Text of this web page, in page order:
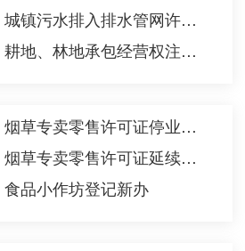
城镇污水排入排水管网许可注销
耕地、林地承包经营权注销登记
案
烟草专卖零售许可证停业办理
烟草专卖零售许可证延续办理
食品小作坊登记新办